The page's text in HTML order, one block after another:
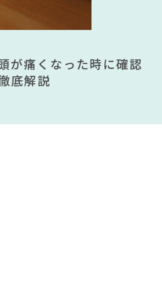
？無印良品で買える有
挙紹介
し業者に敬遠されてい
が痛くなった時に確認
底解説
インテリアスタイルか
アスタイル18選
？無印良品で買える有
挙紹介
し業者に敬遠されてい